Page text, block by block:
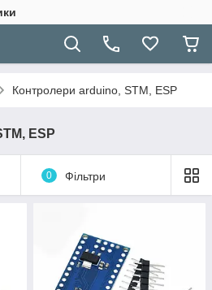
Контролери arduino, STM, ESP
ESP
0 Фільтри